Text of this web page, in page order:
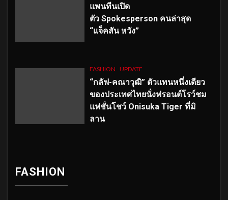
แพนทีนเปิด
ตัว Spokesperson คนล่าสุด
“แจ็คสัน หวัง”
FASHION UPDATE
“กลัฟ-คณาวุฒิ” ตัวแทนหนึ่งเดียว
ของประเทศไทยนั่งฟรอนต์โรว์ชม
แฟชั่นโชว์ Onisuka Tiger ที่มิ
ลาน
FASHION